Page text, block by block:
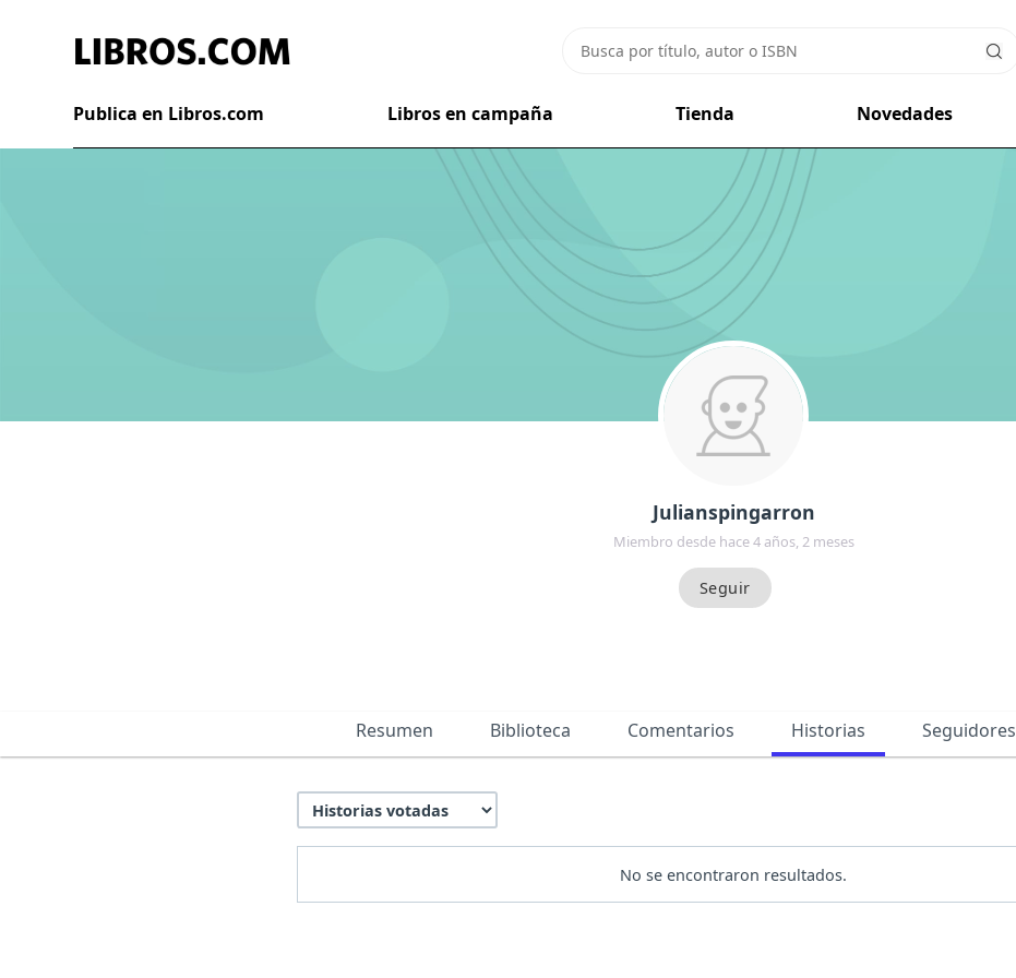
Publica en Libros.com Libros en campaña Tienda Novedades
Julianspingarron
Miembro desde hace 4 años, 2 meses
Resumen Biblioteca Comentarios Historias Seguidores
No se encontraron resultados.